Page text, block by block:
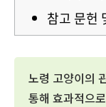
참고 문헌
노령 고양이의
통해 효과적으